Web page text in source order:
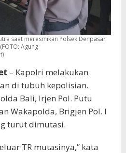
saat meresmikan Polsek Denpasar
Agung
– Kapolri melakukan
di tubuh kepolisian.
Bali, Irjen Pol. Putu
Wakapolda, Brigjen Pol. I
turut dimutasi.
TR mutasinya,” kata